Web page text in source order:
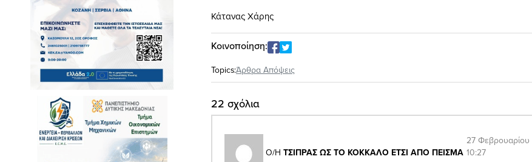
Κάτανας Χάρης
Κοινοποίηση:
Topics:Άρθρα Απόψεις
22 σχόλια
Ο/Η ΤΣΙΠΡΑΣ ΩΣ ΤΟ ΚΟΚΚΑΛΟ ΕΤΣΙ ΑΠΟ ΠΕΙΣΜΑ
27 Φεβρουαρίου
10:27